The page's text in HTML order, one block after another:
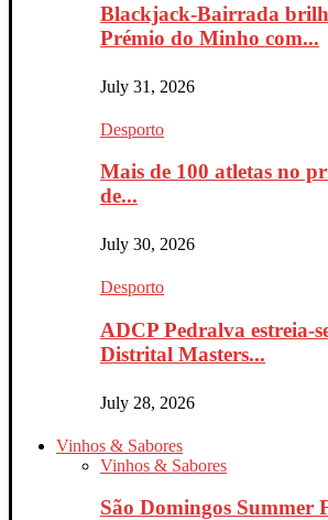
Blackjack-Bairrada
Prémio do Minho com...
July 31, 2026
Desporto
Mais de 100 atletas no
de...
July 30, 2026
Desporto
ADCP Pedralva estreia-
Distrital Masters...
July 28, 2026
Vinhos & Sabores
Vinhos & Sabores
São Domingos Summer